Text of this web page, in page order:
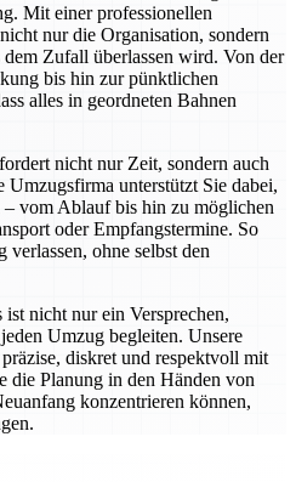
Mit einer professionellen
nur die Organisation, sondern
Zufall überlassen wird. Von der
bis hin zur pünktlichen
alles in geordneten Bahnen
nicht nur Zeit, sondern auch
unterstützt Sie dabei,
vom Ablauf bis hin zu möglichen
oder Empfangstermine. So
ohne selbst den
ist nicht nur ein Versprechen,
Umzug begleiten. Unsere
diskret und respektvoll mit
die Planung in den Händen von
konzentrieren können,